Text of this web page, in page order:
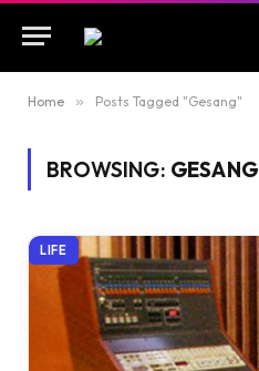
Home » Posts Tagged "Gesang"
BROWSING: GESANG
LIFE